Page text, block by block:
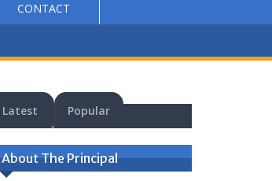
CONTACT
Latest Popular
About The Principal